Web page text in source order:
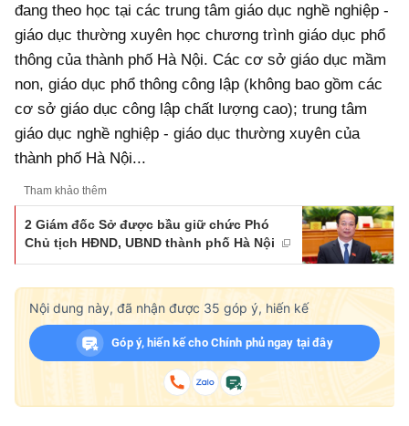
đang theo học tại các trung tâm giáo dục nghề nghiệp -
giáo dục thường xuyên học chương trình giáo dục phổ
thông của thành phố Hà Nội. Các cơ sở giáo dục mầm
non, giáo dục phổ thông công lập (không bao gồm các
cơ sở giáo dục công lập chất lượng cao); trung tâm
giáo dục nghề nghiệp - giáo dục thường xuyên của
thành phố Hà Nội...
Tham khảo thêm
2 Giám đốc Sở được bầu giữ chức Phó
Chủ tịch HĐND, UBND thành phố Hà Nội
Nội dung này, đã nhận được 35 góp ý, hiến kế
Góp ý, hiến kế cho Chính phủ ngay tại đây